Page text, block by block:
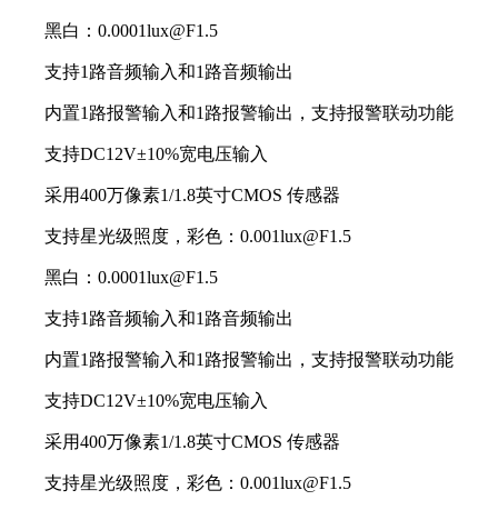
黑白：0.0001lux@F1.5
支持1路音频输入和1路音频输出
内置1路报警输入和1路报警输出，支持报警联动功能
支持DC12V±10%宽电压输入
采用400万像素1/1.8英寸CMOS 传感器
支持星光级照度，彩色：0.001lux@F1.5
黑白：0.0001lux@F1.5
支持1路音频输入和1路音频输出
内置1路报警输入和1路报警输出，支持报警联动功能
支持DC12V±10%宽电压输入
采用400万像素1/1.8英寸CMOS 传感器
支持星光级照度，彩色：0.001lux@F1.5